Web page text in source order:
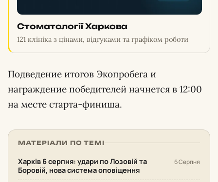
Стоматології Харкова
121 клініка з цінами, відгуками та графіком роботи
Подведение итогов Экопробега и
награждение победителей начнется в 12:00
на месте старта-финиша.
МАТЕРІАЛИ ПО ТЕМІ
Харків 6 серпня: удари по Лозовій та
Боровій, нова система оповіщення
6 Серпня